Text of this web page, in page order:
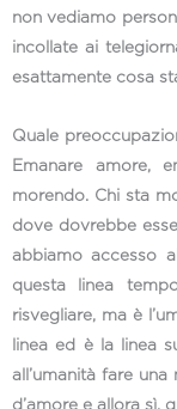
non vediamo
incollate ai
esattamente cosa
Quale
Emanare amore,
morendo. Chi sta
dove dovrebbe
abbiamo accesso
questa linea
risvegliare, ma è
linea ed è la linea
all’umanità fare
d’amore e allora sì,